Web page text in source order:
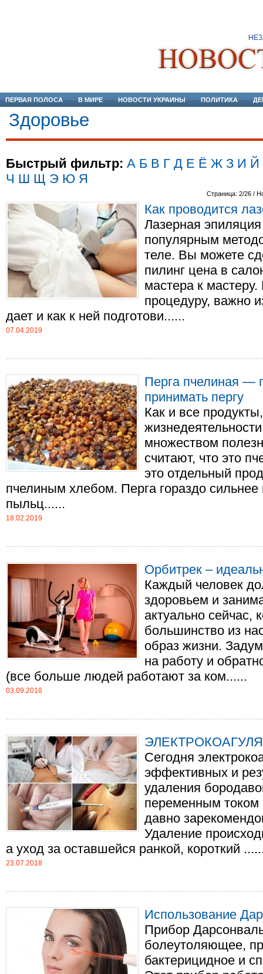
ПЕРВАЯ ПОЛОСА В МИРЕ НОВОСТИ УКРАИНЫ ПОЛИТИКА
Здоровье
Быстрый фильтр: А Б В Г Д Е Ё Ж З И Й
Ч Ш Щ Э Ю Я
Страница: 2/26 /
Как проводится
Лазерная
популярным
теле. Вы можете
пилинг цена в
мастера к
процедуру, важно
дает и как к ней подготови......
07.04.2019
Перга пчелиная —
принимать пергу
Как и все
множеством
считают, что это
это отдельный
пчелиным хлебом. Перга гораздо
пыльц......
18.02.2019
Орбитрек –
Каждый человек
здоровьем и
актуально сейчас,
большинство из
образ жизни.
на работу и
(все больше людей работают за ком......
03.09.2018
Сегодня
эффективных и
удаления
переменным
давно
Удаление
а уход за оставшейся ранкой, короткий
23.07.2018
Использование
Прибор
болеутоляющее,
бактерицидное и